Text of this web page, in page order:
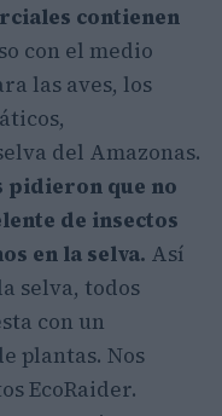
contienen
con el medio
las aves, los
del Amazonas.
pidieron que no
de insectos
en la selva. Así
selva, todos
con un
plantas. Nos
EcoRaider.